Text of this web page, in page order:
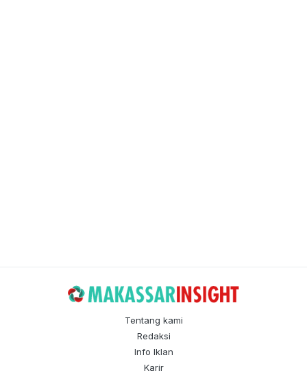
Tentang kami
Redaksi
Info Iklan
Karir